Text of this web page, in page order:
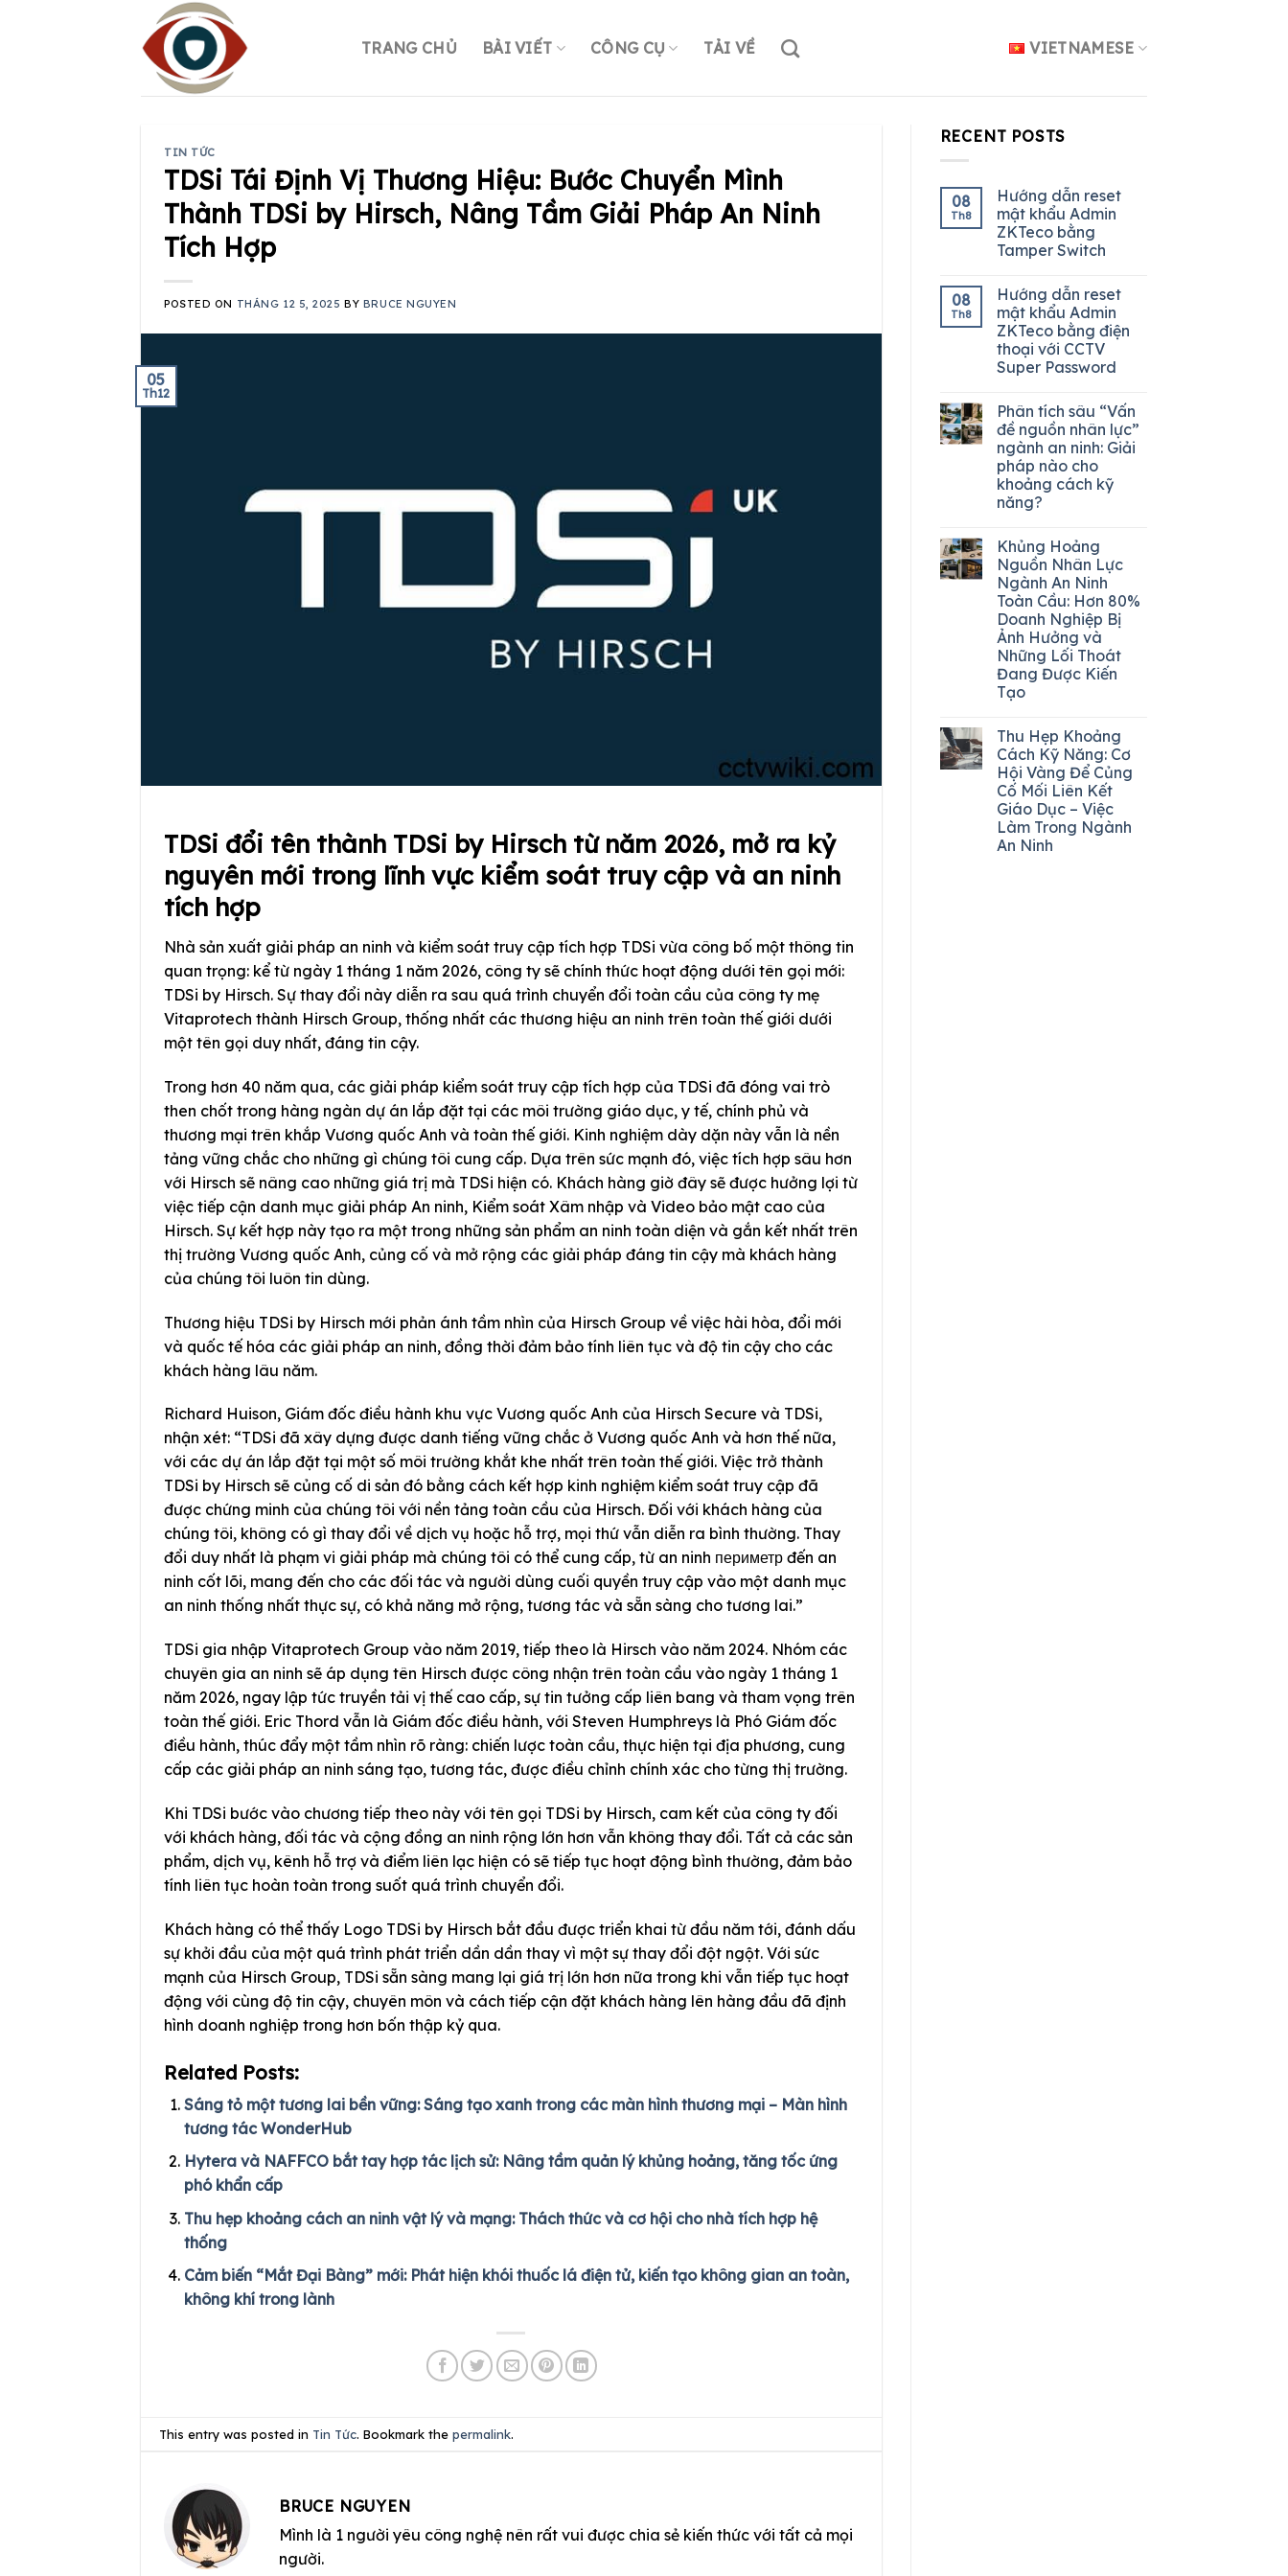
TRANG CHỦ BÀI VIẾT CÔNG CỤ TẢI VỀ VIETNAMESE
TIN TỨC
TDSi Tái Định Vị Thương Hiệu: Bước Chuyển Mình
Thành TDSi by Hirsch, Nâng Tầm Giải Pháp An Ninh
Tích Hợp
POSTED ON THÁNG 12 5, 2025 BY BRUCE NGUYEN
05
Th12
TDSi đổi tên thành TDSi by Hirsch từ năm 2026, mở ra kỷ
nguyên mới trong lĩnh vực kiểm soát truy cập và an ninh
tích hợp
Nhà sản xuất giải pháp an ninh và kiểm soát truy cập tích hợp TDSi vừa công bố một thông tin
quan trọng: kể từ ngày 1 tháng 1 năm 2026, công ty sẽ chính thức hoạt động dưới tên gọi mới:
TDSi by Hirsch. Sự thay đổi này diễn ra sau quá trình chuyển đổi toàn cầu của công ty mẹ
Vitaprotech thành Hirsch Group, thống nhất các thương hiệu an ninh trên toàn thế giới dưới
một tên gọi duy nhất, đáng tin cậy.
Trong hơn 40 năm qua, các giải pháp kiểm soát truy cập tích hợp của TDSi đã đóng vai trò
then chốt trong hàng ngàn dự án lắp đặt tại các môi trường giáo dục, y tế, chính phủ và
thương mại trên khắp Vương quốc Anh và toàn thế giới. Kinh nghiệm dày dặn này vẫn là nền
tảng vững chắc cho những gì chúng tôi cung cấp. Dựa trên sức mạnh đó, việc tích hợp sâu hơn
với Hirsch sẽ nâng cao những giá trị mà TDSi hiện có. Khách hàng giờ đây sẽ được hưởng lợi từ
việc tiếp cận danh mục giải pháp An ninh, Kiểm soát Xâm nhập và Video bảo mật cao của
Hirsch. Sự kết hợp này tạo ra một trong những sản phẩm an ninh toàn diện và gắn kết nhất trên
thị trường Vương quốc Anh, củng cố và mở rộng các giải pháp đáng tin cậy mà khách hàng
của chúng tôi luôn tin dùng.
Thương hiệu TDSi by Hirsch mới phản ánh tầm nhìn của Hirsch Group về việc hài hòa, đổi mới
và quốc tế hóa các giải pháp an ninh, đồng thời đảm bảo tính liên tục và độ tin cậy cho các
khách hàng lâu năm.
Richard Huison, Giám đốc điều hành khu vực Vương quốc Anh của Hirsch Secure và TDSi,
nhận xét: “TDSi đã xây dựng được danh tiếng vững chắc ở Vương quốc Anh và hơn thế nữa,
với các dự án lắp đặt tại một số môi trường khắt khe nhất trên toàn thế giới. Việc trở thành
TDSi by Hirsch sẽ củng cố di sản đó bằng cách kết hợp kinh nghiệm kiểm soát truy cập đã
được chứng minh của chúng tôi với nền tảng toàn cầu của Hirsch. Đối với khách hàng của
chúng tôi, không có gì thay đổi về dịch vụ hoặc hỗ trợ, mọi thứ vẫn diễn ra bình thường. Thay
đổi duy nhất là phạm vi giải pháp mà chúng tôi có thể cung cấp, từ an ninh периметр đến an
ninh cốt lõi, mang đến cho các đối tác và người dùng cuối quyền truy cập vào một danh mục
an ninh thống nhất thực sự, có khả năng mở rộng, tương tác và sẵn sàng cho tương lai.”
TDSi gia nhập Vitaprotech Group vào năm 2019, tiếp theo là Hirsch vào năm 2024. Nhóm các
chuyên gia an ninh sẽ áp dụng tên Hirsch được công nhận trên toàn cầu vào ngày 1 tháng 1
năm 2026, ngay lập tức truyền tải vị thế cao cấp, sự tin tưởng cấp liên bang và tham vọng trên
toàn thế giới. Eric Thord vẫn là Giám đốc điều hành, với Steven Humphreys là Phó Giám đốc
điều hành, thúc đẩy một tầm nhìn rõ ràng: chiến lược toàn cầu, thực hiện tại địa phương, cung
cấp các giải pháp an ninh sáng tạo, tương tác, được điều chỉnh chính xác cho từng thị trường.
Khi TDSi bước vào chương tiếp theo này với tên gọi TDSi by Hirsch, cam kết của công ty đối
với khách hàng, đối tác và cộng đồng an ninh rộng lớn hơn vẫn không thay đổi. Tất cả các sản
phẩm, dịch vụ, kênh hỗ trợ và điểm liên lạc hiện có sẽ tiếp tục hoạt động bình thường, đảm bảo
tính liên tục hoàn toàn trong suốt quá trình chuyển đổi.
Khách hàng có thể thấy Logo TDSi by Hirsch bắt đầu được triển khai từ đầu năm tới, đánh dấu
sự khởi đầu của một quá trình phát triển dần dần thay vì một sự thay đổi đột ngột. Với sức
mạnh của Hirsch Group, TDSi sẵn sàng mang lại giá trị lớn hơn nữa trong khi vẫn tiếp tục hoạt
động với cùng độ tin cậy, chuyên môn và cách tiếp cận đặt khách hàng lên hàng đầu đã định
hình doanh nghiệp trong hơn bốn thập kỷ qua.
Related Posts:
Sáng tỏ một tương lai bền vững: Sáng tạo xanh trong các màn hình thương mại – Màn hình
tương tác WonderHub
Hytera và NAFFCO bắt tay hợp tác lịch sử: Nâng tầm quản lý khủng hoảng, tăng tốc ứng
phó khẩn cấp
Thu hẹp khoảng cách an ninh vật lý và mạng: Thách thức và cơ hội cho nhà tích hợp hệ
thống
Cảm biến “Mắt Đại Bàng” mới: Phát hiện khói thuốc lá điện tử, kiến tạo không gian an toàn,
không khí trong lành
This entry was posted in Tin Tức. Bookmark thepermalink.
BRUCE NGUYEN
Mình là 1 người yêu công nghệ nên rất vui được chia sẻ kiến thức với tất cả mọi
người.
RECENT POSTS
08
Th8
Hướng dẫn reset
mật khẩu Admin
ZKTeco bằng
Tamper Switch
08
Th8
Hướng dẫn reset
mật khẩu Admin
ZKTeco bằng điện
thoại với CCTV
Super Password
Phân tích sâu “Vấn
đề nguồn nhân lực”
ngành an ninh: Giải
pháp nào cho
khoảng cách kỹ
năng?
Khủng Hoảng
Nguồn Nhân Lực
Ngành An Ninh
Toàn Cầu: Hơn 80%
Doanh Nghiệp Bị
Ảnh Hưởng và
Những Lối Thoát
Đang Được Kiến
Tạo
Thu Hẹp Khoảng
Cách Kỹ Năng: Cơ
Hội Vàng Để Củng
Cố Mối Liên Kết
Giáo Dục – Việc
Làm Trong Ngành
An Ninh